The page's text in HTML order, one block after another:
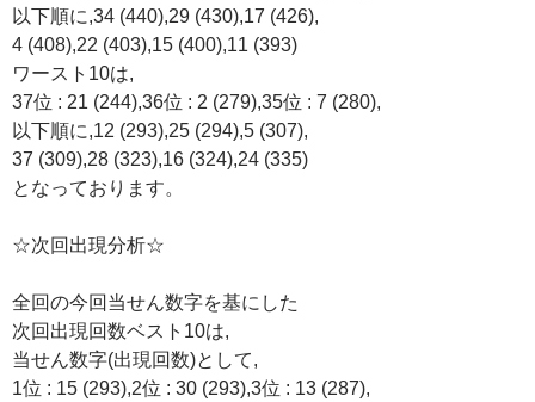
以下順に,34 (440),29 (430),17 (426),
4 (408),22 (403),15 (400),11 (393)
ワースト10は,
37位 : 21 (244),36位 : 2 (279),35位 : 7 (280),
以下順に,12 (293),25 (294),5 (307),
37 (309),28 (323),16 (324),24 (335)
となっております。
☆次回出現分析☆
全回の今回当せん数字を基にした
次回出現回数ベスト10は,
当せん数字(出現回数)として,
1位 : 15 (293),2位 : 30 (293),3位 : 13 (287),